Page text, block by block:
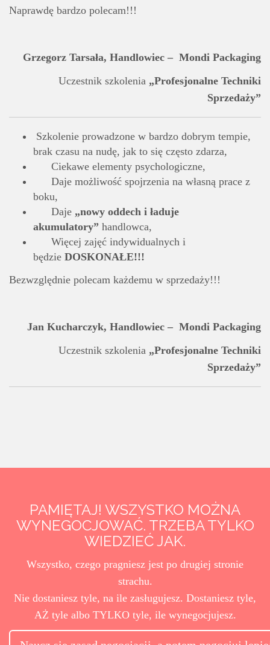
Naprawdę bardzo polecam!!!
Grzegorz Tarsała, Handlowiec – Mondi Packaging
Uczestnik szkolenia „Profesjonalne Techniki
Sprzedaży”
Szkolenie prowadzone w bardzo dobrym tempie,
brak czasu na nudę, jak to się często zdarza,
Ciekawe elementy psychologiczne,
Daje możliwość spojrzenia na własną prace z
boku,
Daje „nowy oddech i ładuje
akumulatory” handlowca,
Więcej zajęć indywidualnych i
będzie DOSKONAŁE!!!
Bezwzględnie polecam każdemu w sprzedaży!!!
Jan Kucharczyk, Handlowiec – Mondi Packaging
Uczestnik szkolenia „Profesjonalne Techniki
Sprzedaży”
PAMIĘTAJ! WSZYSTKO MOŻNA
WYNEGOCJOWAĆ. TRZEBA TYLKO
WIEDZIEĆ JAK.
Wszystko, czego pragniesz jest po drugiej stronie
strachu.
Nie dostaniesz tyle, na ile zasługujesz. Dostaniesz tyle,
AŻ tyle albo TYLKO tyle, ile wynegocjujesz.